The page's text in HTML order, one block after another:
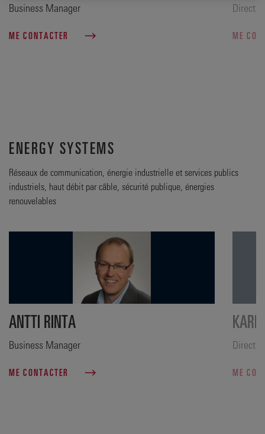
Business Manager
ME CONTACTER ME
ENERGY SYSTEMS
Réseaux de communication, énergie industrielle et services publics
industriels, haut débit par câble, sécurité publique, énergies
renouvelables
ANTTI RINTA
Business Manager
ME CONTACTER
KARI
ME